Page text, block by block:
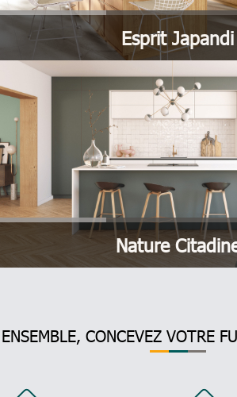
Esprit Japandi
Nature
ENSEMBLE, CONCEVEZ VOTRE